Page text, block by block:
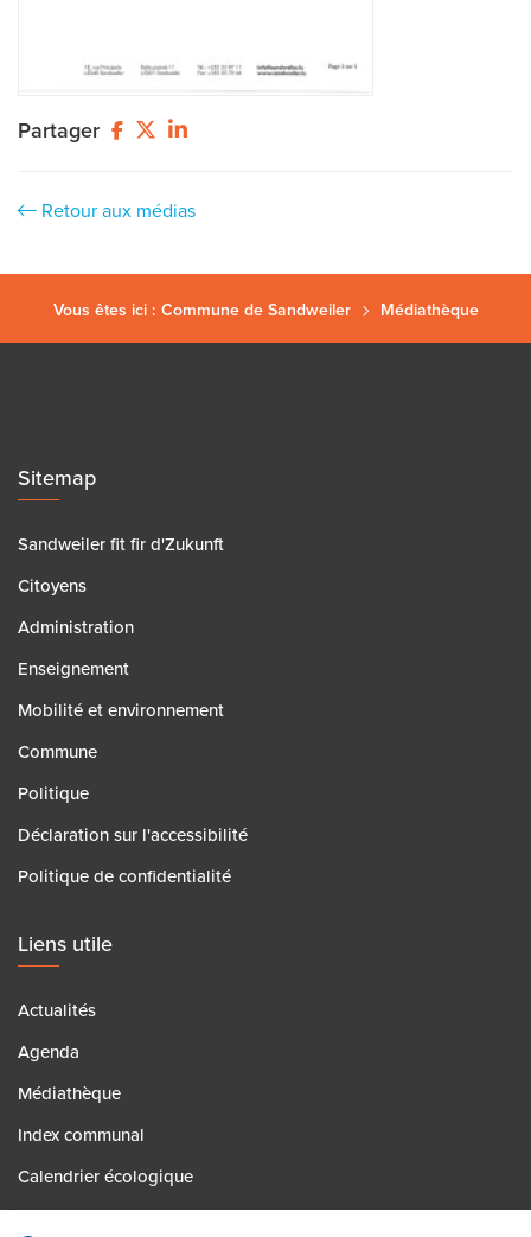
Partager
Retour aux médias
Vous êtes ici : Commune de Sandweiler Médiathèque
Sitemap
Sandweiler fit fir d'Zukunft
Citoyens
Administration
Enseignement
Mobilité et environnement
Commune
Politique
Déclaration sur l'accessibilité
Politique de confidentialité
Liens utile
Actualités
Agenda
Médiathèque
Index communal
Calendrier écologique
Contact